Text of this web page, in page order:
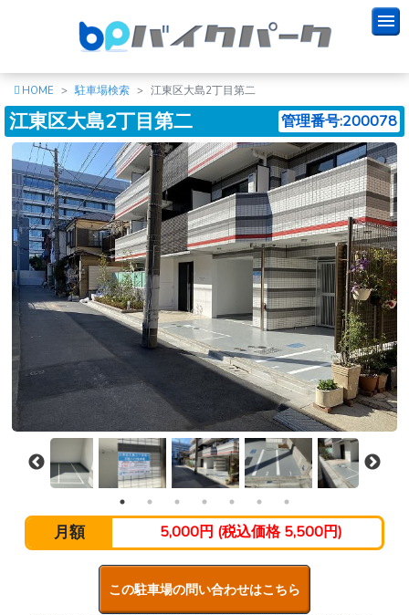
HOME 駐車場検索 江東区大島2丁目第二
江東区大島2丁目第二 管理番号:200078
月額 5,000円 (税込価格 5,500円)
この駐車場の問い合わせはこちら